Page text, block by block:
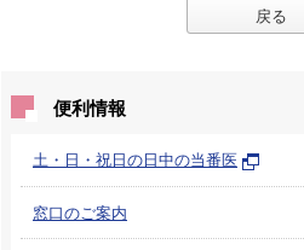
戻る
便利情報
土・日・祝日の日中の当番医
窓口のご案内